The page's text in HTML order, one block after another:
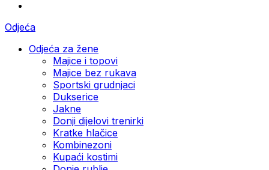
Odjeća
Odjeća za žene
Majice i topovi
Majice bez rukava
Sportski grudnjaci
Dukserice
Jakne
Donji dijelovi trenirki
Kratke hlačice
Kombinezoni
Kupaći kostimi